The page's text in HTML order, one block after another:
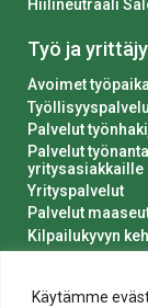
Käytämme
Hiilineutraali
Työ ja
Avoimet
Palvelut
Palvelut
yritysasiakkaille
Yrityspalvelut
Palvelut
Kilpailukyvyn